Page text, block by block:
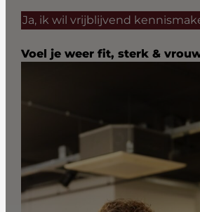
Ja, ik wil vrijblijvend
Voel je weer fit, sterk &